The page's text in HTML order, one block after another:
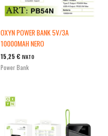
OXYN POWER BANK 5V/3A
10000MAH NERO
15,25 € IVATO
Power Bank